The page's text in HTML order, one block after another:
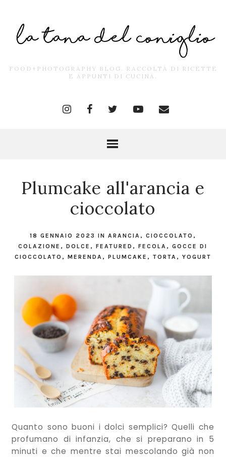
FOOD+PHOTOGRAPHY BLOG. RACCOLTA DI RICETTE
E APPUNTI DI CUCINA.
Plumcake all'arancia e
cioccolato
18 GENNAIO 2023 IN ARANCIA , CIOCCOLATO ,
COLAZIONE ,DOLCE ,FEATURED ,FECOLA ,GOCCE DI
CIOCCOLATO , MERENDA , PLUMCAKE , TORTA , YOGURT
Quanto sono buoni i dolci semplici? Quelli che
profumano di infanzia, che si preparano in 5
minuti e che mentre stai mescolando già non